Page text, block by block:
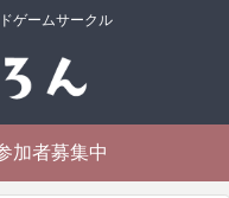
ゲームサークル
加者募集中